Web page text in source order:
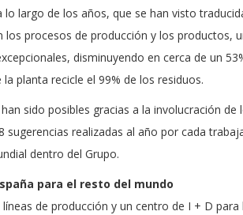
largo de los años, que se han visto
los procesos de producción y los productos,
disminuyendo en cerca de un
planta recicle el 99% de los residuos.
sido posibles gracias a la involucración
sugerencias realizadas al año por cada
dentro del Grupo.
para el resto del mundo
líneas de producción y un centro de I + D